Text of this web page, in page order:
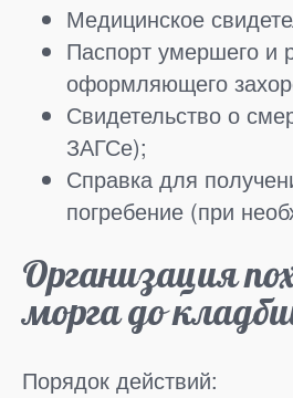
Медицинское
Паспорт умершего и
оформляющего
Свидетельство о
ЗАГСе);
Справка для
погребение (при
Организация
морга до
Порядок действий: